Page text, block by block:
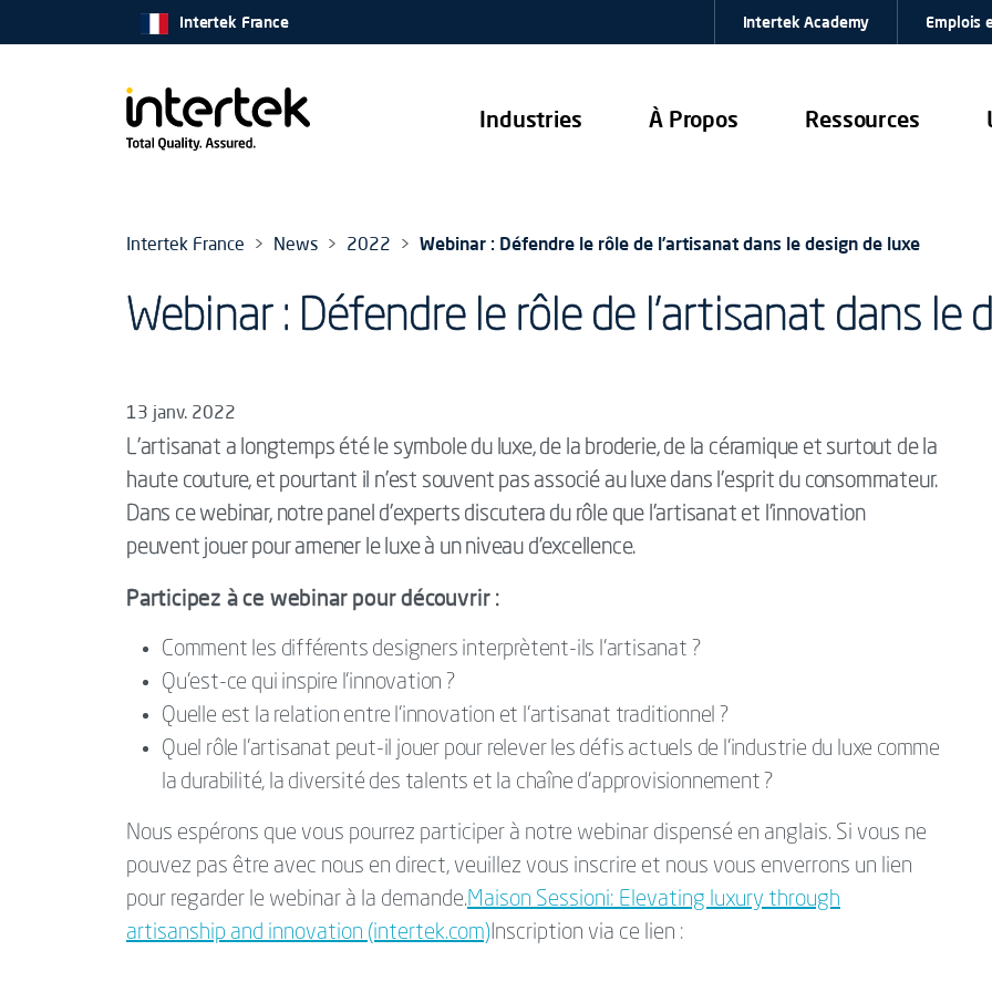
Industries À Propos Ressources
Intertek France Intertek Academy Emplois
Intertek France News 2022 Webinar : Défendre le rôle de l’artisanat dans le design de luxe
Webinar : Défendre le rôle de l’artisanat dans le
13 janv. 2022
L’artisanat a longtemps été le symbole du luxe, de la broderie, de la céramique et surtout de la
haute couture, et pourtant il n’est souvent pas associé au luxe dans l’esprit du consommateur.
Dans ce webinar, notre panel d’experts discutera du rôle que l’artisanat et l’innovation
peuvent jouer pour amener le luxe à un niveau d'excellence.
Participez à ce webinar pour découvrir :
Comment les différents designers interprètent-ils l’artisanat ?
Qu’est-ce qui inspire l’innovation ?
Quelle est la relation entre l’innovation et l’artisanat traditionnel ?
Quel rôle l’artisanat peut-il jouer pour relever les défis actuels de l’industrie du luxe comme
la durabilité, la diversité des talents et la chaîne d’approvisionnement ?
Nous espérons que vous pourrez participer à notre webinar dispensé en anglais. Si vous ne
pouvez pas être avec nous en direct, veuillez vous inscrire et nous vous enverrons un lien
pour regarder le webinar à la demande.Maison Sessioni: Elevating luxury through
artisanship and innovation (intertek.com)Inscription via ce lien :